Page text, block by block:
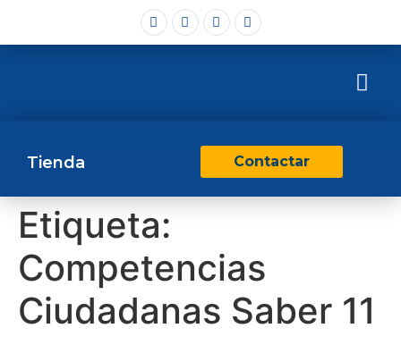
Tienda Contactar
Etiqueta:
Competencias
Ciudadanas Saber 11